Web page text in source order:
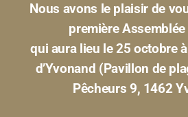
Nous avons le plaisir de
première Assemblée
qui aura lieu le 25 octobre
d’Yvonand (Pavillon de
Pêcheurs 9, 1462